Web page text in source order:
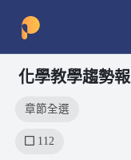
化學教學趨勢報
章節全選
112